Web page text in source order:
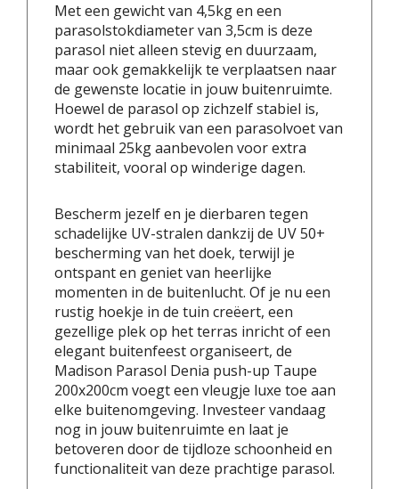
Met een gewicht van 4,5kg en een
parasolstokdiameter van 3,5cm is deze
parasol niet alleen stevig en duurzaam,
maar ook gemakkelijk te verplaatsen naar
de gewenste locatie in jouw buitenruimte.
Hoewel de parasol op zichzelf stabiel is,
wordt het gebruik van een parasolvoet van
minimaal 25kg aanbevolen voor extra
stabiliteit, vooral op winderige dagen.
Bescherm jezelf en je dierbaren tegen
schadelijke UV-stralen dankzij de UV 50+
bescherming van het doek, terwijl je
ontspant en geniet van heerlijke
momenten in de buitenlucht. Of je nu een
rustig hoekje in de tuin creëert, een
gezellige plek op het terras inricht of een
elegant buitenfeest organiseert, de
Madison Parasol Denia push-up Taupe
200x200cm voegt een vleugje luxe toe aan
elke buitenomgeving. Investeer vandaag
nog in jouw buitenruimte en laat je
betoveren door de tijdloze schoonheid en
functionaliteit van deze prachtige parasol.